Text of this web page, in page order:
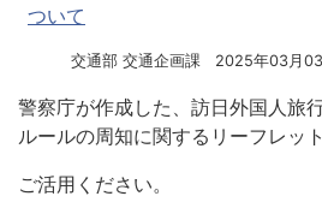
ついて
交通部 交通企画課 2025年03月
警察庁が作成した、訪日外国人旅
ルールの周知に関するリーフレット
ご活用ください。